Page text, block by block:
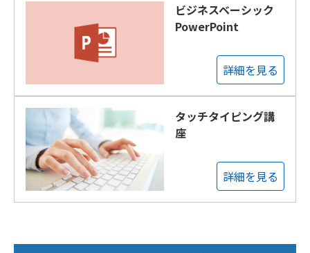
ビジネスベーシック
PowerPoint
詳細を見る
タッチタイピング講
座
詳細を見る